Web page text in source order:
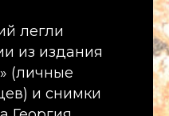
легли
из издания
(личные
и снимки